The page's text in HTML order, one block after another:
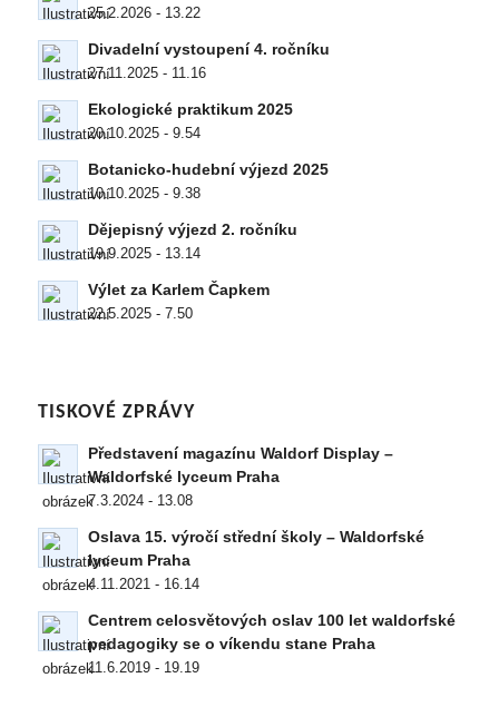
25.2.2026 - 13.22
Divadelní vystoupení 4. ročníku
27.11.2025 - 11.16
Ekologické praktikum 2025
20.10.2025 - 9.54
Botanicko-hudební výjezd 2025
10.10.2025 - 9.38
Dějepisný výjezd 2. ročníku
19.9.2025 - 13.14
Výlet za Karlem Čapkem
22.5.2025 - 7.50
TISKOVÉ ZPRÁVY
Představení magazínu Waldorf Display –
Waldorfské lyceum Praha
7.3.2024 - 13.08
Oslava 15. výročí střední školy – Waldorfské
lyceum Praha
4.11.2021 - 16.14
Centrem celosvětových oslav 100 let waldorfské
pedagogiky se o víkendu stane Praha
11.6.2019 - 19.19